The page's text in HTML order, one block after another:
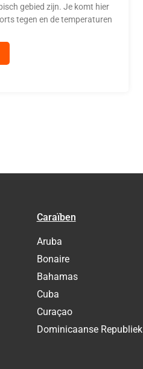
gebied zijn. Je komt hier
tegen en de temperaturen
Caraïben
Aruba
Bonaire
Bahamas
Cuba
Curaçao
Dominicaanse Republiek